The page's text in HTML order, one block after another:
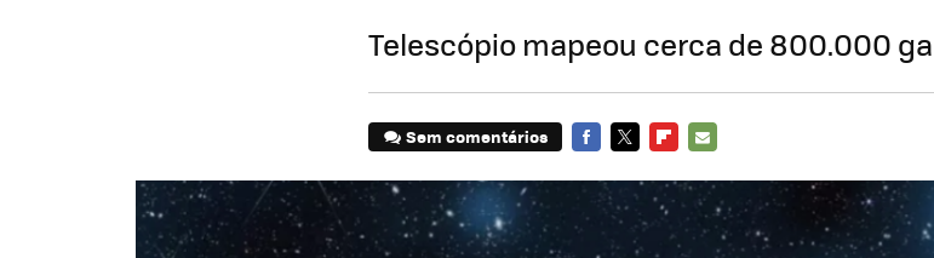
Telescópio mapeou cerca de 800.000
Sem comentários
MAIL